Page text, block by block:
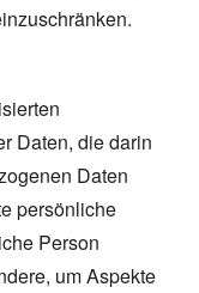
Daten, die darin
Daten
persönliche
Person
um Aspekte